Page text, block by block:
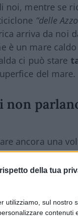
rispetto della tua
utilizziamo, sul nostro
contenuti
noi, mentre se
“delle
arriva da noi
è un mare
ci può stare
del mare.
non
ancora una
Dobbiamo
popolazione
Civile.
troppo